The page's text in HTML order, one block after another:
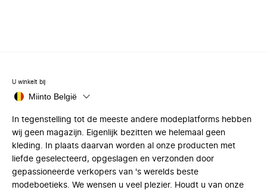
U winkelt bij
Miinto België
In tegenstelling tot de meeste andere modeplatforms hebben
wij geen magazijn. Eigenlijk bezitten we helemaal geen
kleding. In plaats daarvan worden al onze producten met
liefde geselecteerd, opgeslagen en verzonden door
gepassioneerde verkopers van 's werelds beste
modeboetieks. We wensen u veel plezier. Houdt u van onze